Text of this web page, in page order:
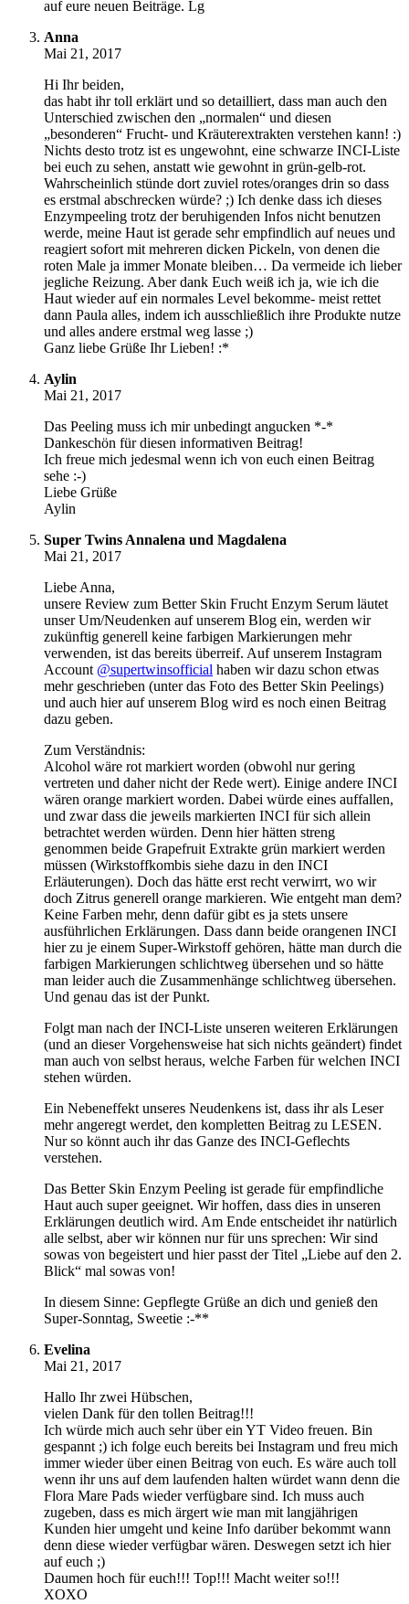
auf eure neuen Beiträge. Lg
Anna
Mai 21, 2017
Hi Ihr beiden,
das habt ihr toll erklärt und so detailliert, dass man auch den
Unterschied zwischen den „normalen“ und diesen
„besonderen“ Frucht- und Kräuterextrakten verstehen kann! :)
Nichts desto trotz ist es ungewohnt, eine schwarze INCI-Liste
bei euch zu sehen, anstatt wie gewohnt in grün-gelb-rot.
Wahrscheinlich stünde dort zuviel rotes/oranges drin so dass
es erstmal abschrecken würde? ;) Ich denke dass ich dieses
Enzympeeling trotz der beruhigenden Infos nicht benutzen
werde, meine Haut ist gerade sehr empfindlich auf neues und
reagiert sofort mit mehreren dicken Pickeln, von denen die
roten Male ja immer Monate bleiben… Da vermeide ich lieber
jegliche Reizung. Aber dank Euch weiß ich ja, wie ich die
Haut wieder auf ein normales Level bekomme- meist rettet
dann Paula alles, indem ich ausschließlich ihre Produkte nutze
und alles andere erstmal weg lasse ;)
Ganz liebe Grüße Ihr Lieben! :*
Aylin
Mai 21, 2017
Das Peeling muss ich mir unbedingt angucken *-*
Dankeschön für diesen informativen Beitrag!
Ich freue mich jedesmal wenn ich von euch einen Beitrag
sehe :-)
Liebe Grüße
Aylin
Super Twins Annalena und Magdalena
Mai 21, 2017
Liebe Anna,
unsere Review zum Better Skin Frucht Enzym Serum läutet
unser Um/Neudenken auf unserem Blog ein, werden wir
zukünftig generell keine farbigen Markierungen mehr
verwenden, ist das bereits überreif. Auf unserem Instagram
Account @supertwinsofficial haben wir dazu schon etwas
mehr geschrieben (unter das Foto des Better Skin Peelings)
und auch hier auf unserem Blog wird es noch einen Beitrag
dazu geben.
Zum Verständnis:
Alcohol wäre rot markiert worden (obwohl nur gering
vertreten und daher nicht der Rede wert). Einige andere INCI
wären orange markiert worden. Dabei würde eines auffallen,
und zwar dass die jeweils markierten INCI für sich allein
betrachtet werden würden. Denn hier hätten streng
genommen beide Grapefruit Extrakte grün markiert werden
müssen (Wirkstoffkombis siehe dazu in den INCI
Erläuterungen). Doch das hätte erst recht verwirrt, wo wir
doch Zitrus generell orange markieren. Wie entgeht man dem?
Keine Farben mehr, denn dafür gibt es ja stets unsere
ausführlichen Erklärungen. Dass dann beide orangenen INCI
hier zu je einem Super-Wirkstoff gehören, hätte man durch die
farbigen Markierungen schlichtweg übersehen und so hätte
man leider auch die Zusammenhänge schlichtweg übersehen.
Und genau das ist der Punkt.
Folgt man nach der INCI-Liste unseren weiteren Erklärungen
(und an dieser Vorgehensweise hat sich nichts geändert) findet
man auch von selbst heraus, welche Farben für welchen INCI
stehen würden.
Ein Nebeneffekt unseres Neudenkens ist, dass ihr als Leser
mehr angeregt werdet, den kompletten Beitrag zu LESEN.
Nur so könnt auch ihr das Ganze des INCI-Geflechts
verstehen.
Das Better Skin Enzym Peeling ist gerade für empfindliche
Haut auch super geeignet. Wir hoffen, dass dies in unseren
Erklärungen deutlich wird. Am Ende entscheidet ihr natürlich
alle selbst, aber wir können nur für uns sprechen: Wir sind
sowas von begeistert und hier passt der Titel „Liebe auf den 2.
Blick“ mal sowas von!
In diesem Sinne: Gepflegte Grüße an dich und genieß den
Super-Sonntag, Sweetie :-**
Evelina
Mai 21, 2017
Hallo Ihr zwei Hübschen,
vielen Dank für den tollen Beitrag!!!
Ich würde mich auch sehr über ein YT Video freuen. Bin
gespannt ;) ich folge euch bereits bei Instagram und freu mich
immer wieder über einen Beitrag von euch. Es wäre auch toll
wenn ihr uns auf dem laufenden halten würdet wann denn die
Flora Mare Pads wieder verfügbare sind. Ich muss auch
zugeben, dass es mich ärgert wie man mit langjährigen
Kunden hier umgeht und keine Info darüber bekommt wann
denn diese wieder verfügbar wären. Deswegen setzt ich hier
auf euch ;)
Daumen hoch für euch!!! Top!!! Macht weiter so!!!
XOXO